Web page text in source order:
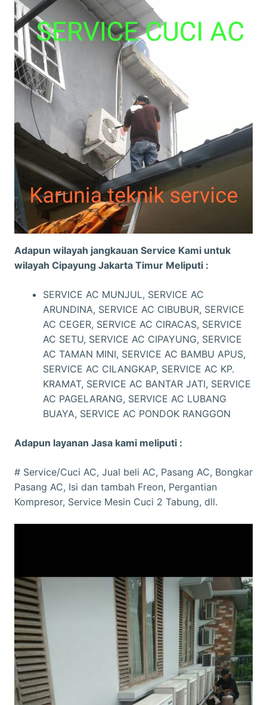
Adapun wilayah jangkauan Service Kami untuk
wilayah Cipayung Jakarta Timur Meliputi :
SERVICE AC MUNJUL, SERVICE AC
ARUNDINA, SERVICE AC CIBUBUR, SERVICE
AC CEGER, SERVICE AC CIRACAS, SERVICE
AC SETU, SERVICE AC CIPAYUNG, SERVICE
AC TAMAN MINI, SERVICE AC BAMBU APUS,
SERVICE AC CILANGKAP, SERVICE AC KP.
KRAMAT, SERVICE AC BANTAR JATI, SERVICE
AC PAGELARANG, SERVICE AC LUBANG
BUAYA, SERVICE AC PONDOK RANGGON
Adapun layanan Jasa kami meliputi :
# Service/Cuci AC, Jual beli AC, Pasang AC, Bongkar
Pasang AC, Isi dan tambah Freon, Pergantian
Kompresor, Service Mesin Cuci 2 Tabung, dll.